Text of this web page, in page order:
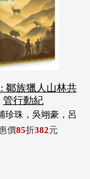
鄒族獵人山林共
管行動紀
珍珠，吳翊豪，呂
惠東，許玉青，王
價85折382元